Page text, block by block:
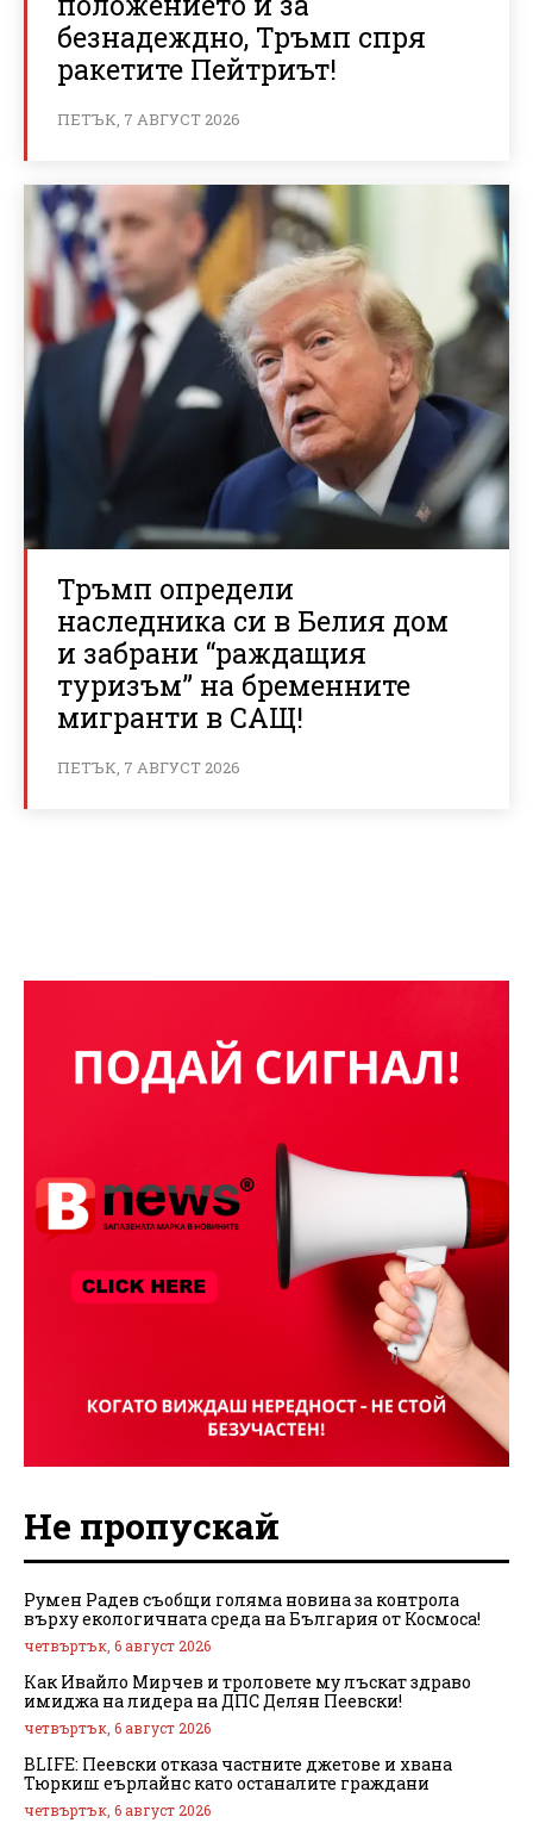
безнадеждно, Тръмп спря
ракетите Пейтриът!
ПЕТЪК, 7 АВГУСТ 2026
Тръмп определи
наследника си в Белия дом
и забрани “раждащия
туризъм” на бременните
мигранти в САЩ!
ПЕТЪК, 7 АВГУСТ 2026
Не пропускай
Румен Радев съобщи голяма новина за контрола
върху екологичната среда на България от Космоса!
четвъртък, 6 август 2026
Как Ивайло Мирчев и троловете му лъскат здраво
имиджа на лидера на ДПС Делян Пеевски!
четвъртък, 6 август 2026
BLIFE: Пеевски отказа частните джетове и хвана
Тюркиш еърлайнс като останалите граждани
четвъртък, 6 август 2026